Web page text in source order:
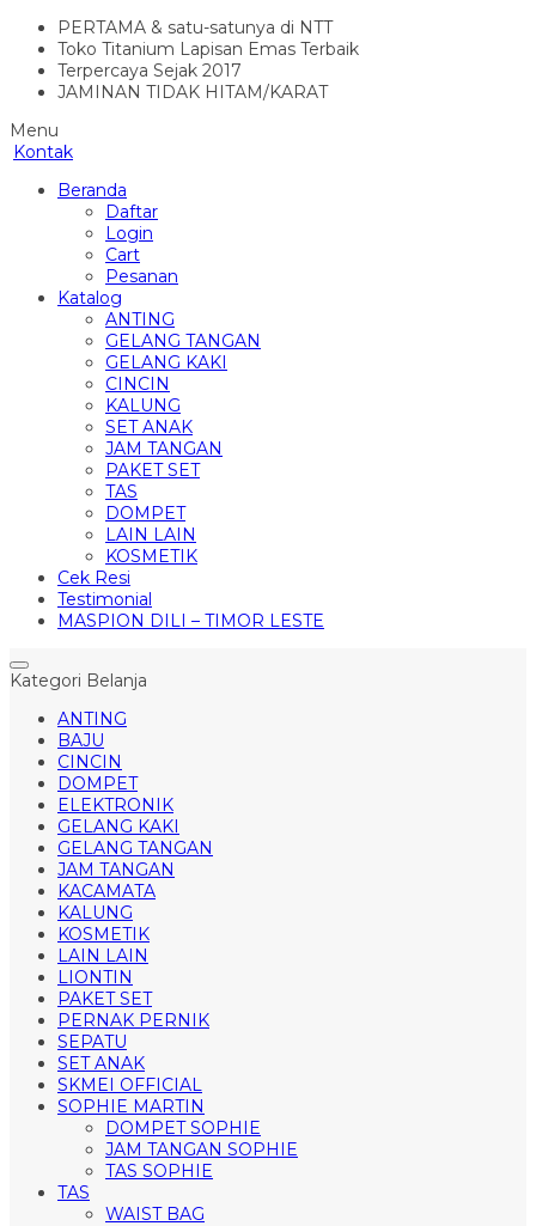
PERTAMA & satu-satunya di NTT
Toko Titanium Lapisan Emas Terbaik
Terpercaya Sejak 2017
JAMINAN TIDAK HITAM/KARAT
Menu
Kontak
Beranda
Daftar
Login
Cart
Pesanan
Katalog
ANTING
GELANG TANGAN
GELANG KAKI
CINCIN
KALUNG
SET ANAK
JAM TANGAN
PAKET SET
TAS
DOMPET
LAIN LAIN
KOSMETIK
Cek Resi
Testimonial
MASPION DILI – TIMOR LESTE
Kategori Belanja
ANTING
BAJU
CINCIN
DOMPET
ELEKTRONIK
GELANG KAKI
GELANG TANGAN
JAM TANGAN
KACAMATA
KALUNG
KOSMETIK
LAIN LAIN
LIONTIN
PAKET SET
PERNAK PERNIK
SEPATU
SET ANAK
SKMEI OFFICIAL
SOPHIE MARTIN
DOMPET SOPHIE
JAM TANGAN SOPHIE
TAS SOPHIE
TAS
WAIST BAG